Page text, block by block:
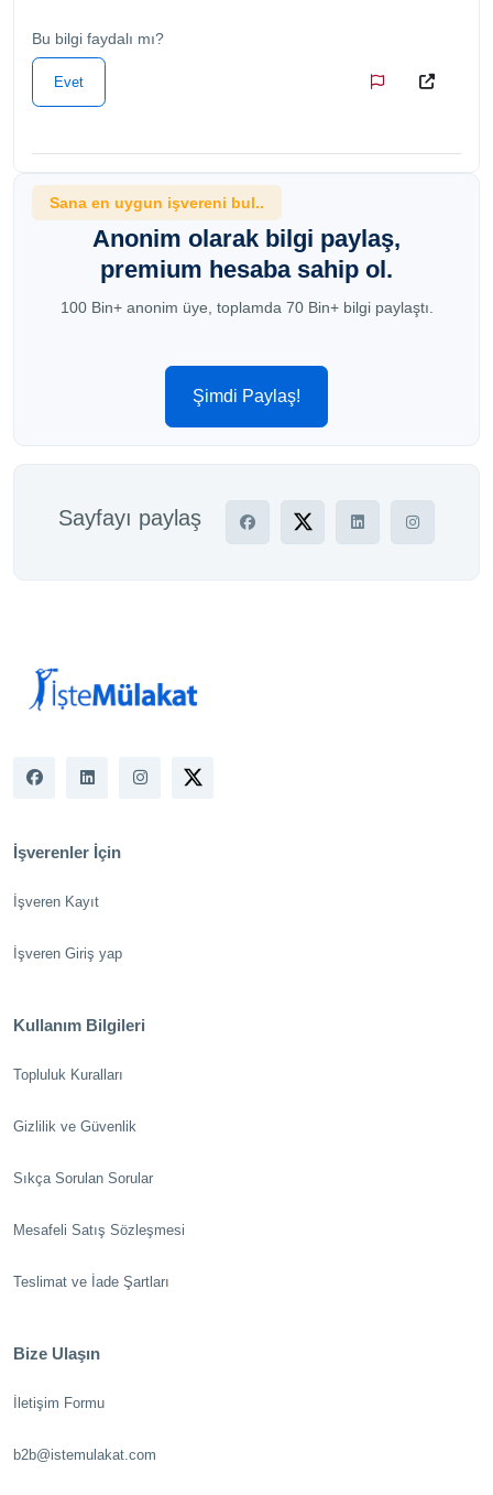
Bu bilgi faydalı mı?
Evet
Sana en uygun işvereni bul..
Anonim olarak bilgi paylaş,
premium hesaba sahip ol.
100 Bin+ anonim üye, toplamda 70 Bin+ bilgi paylaştı.
Şimdi Paylaş!
Sayfayı paylaş
İşverenler İçin
İşveren Kayıt
İşveren Giriş yap
Kullanım Bilgileri
Topluluk Kuralları
Gizlilik ve Güvenlik
Sıkça Sorulan Sorular
Mesafeli Satış Sözleşmesi
Teslimat ve İade Şartları
Bize Ulaşın
İletişim Formu
b2b@istemulakat.com